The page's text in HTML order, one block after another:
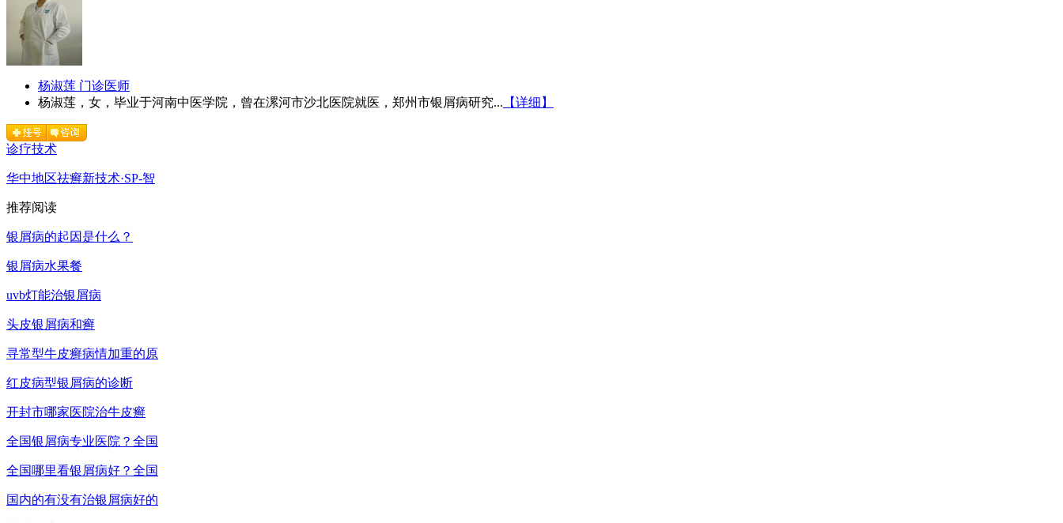
杨淑莲 门诊医师
杨淑莲，女，毕业于河南中医学院，曾在漯河市沙北医院就医，郑州市银屑病研究... 【详细】
诊疗技术
华中地区祛癣新技术·SP-智
推荐阅读
银屑病的起因是什么？
银屑病水果餐
uvb灯能治银屑病
头皮银屑病和癣
寻常型牛皮癣病情加重的原
红皮病型银屑病的诊断
开封市哪家医院治牛皮癣
全国银屑病专业医院？全国
全国哪里看银屑病好？全国
国内的有没有治银屑病好的